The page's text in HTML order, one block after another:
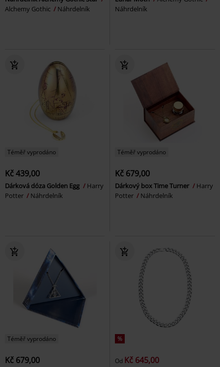
Alchemy Gothic
Náhrdelník
Náhrdelník
Téměř vyprodáno
Kč 439,00
Dárková dóza Golden Egg
Harry
Potter
Náhrdelník
Téměř vyprodáno
Kč 679,00
Dárkový box Time Turner
Harry
Potter
Náhrdelník
Téměř vyprodáno
Kč 679,00
%
Od Kč 645,00